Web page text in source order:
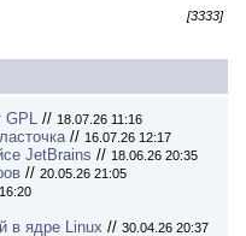
[3333]
GPL // 18.07.26 11:16
// 16.07.26 12:17
JetBrains // 18.06.26 20:35
// 20.05.26 21:05
в ядре Linux // 30.04.26 20:37